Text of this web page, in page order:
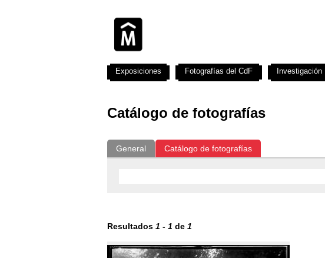
Catálogo de fotografías
General Catálogo de fotografías
Resultados 1 - 1 de 1
Exposiciones Fotografías del CdF Investigación